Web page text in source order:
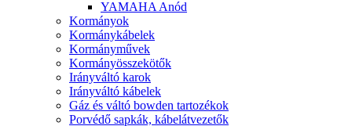
YAMAHA Anód
Kormányok
Kormánykábelek
Kormányművek
Kormányösszekötők
Irányváltó karok
Irányváltó kábelek
Gáz és váltó bowden tartozékok
Porvédő sapkák, kábelátvezetők